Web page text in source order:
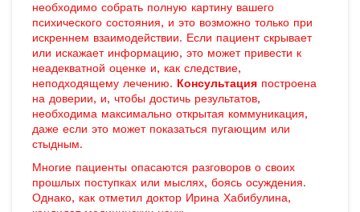
необходимо собрать полную картину вашего
психического состояния, и это возможно только при
искреннем взаимодействии. Если пациент скрывает
или искажает информацию, это может привести к
неадекватной оценке и, как следствие,
неподходящему лечению. Консультация построена
на доверии, и, чтобы достичь результатов,
необходима максимально открытая коммуникация,
даже если это может показаться пугающим или
стыдным.
Многие пациенты опасаются разговоров о своих
прошлых поступках или мыслях, боясь осуждения.
Однако, как отметил доктор Ирина Хабибулина,